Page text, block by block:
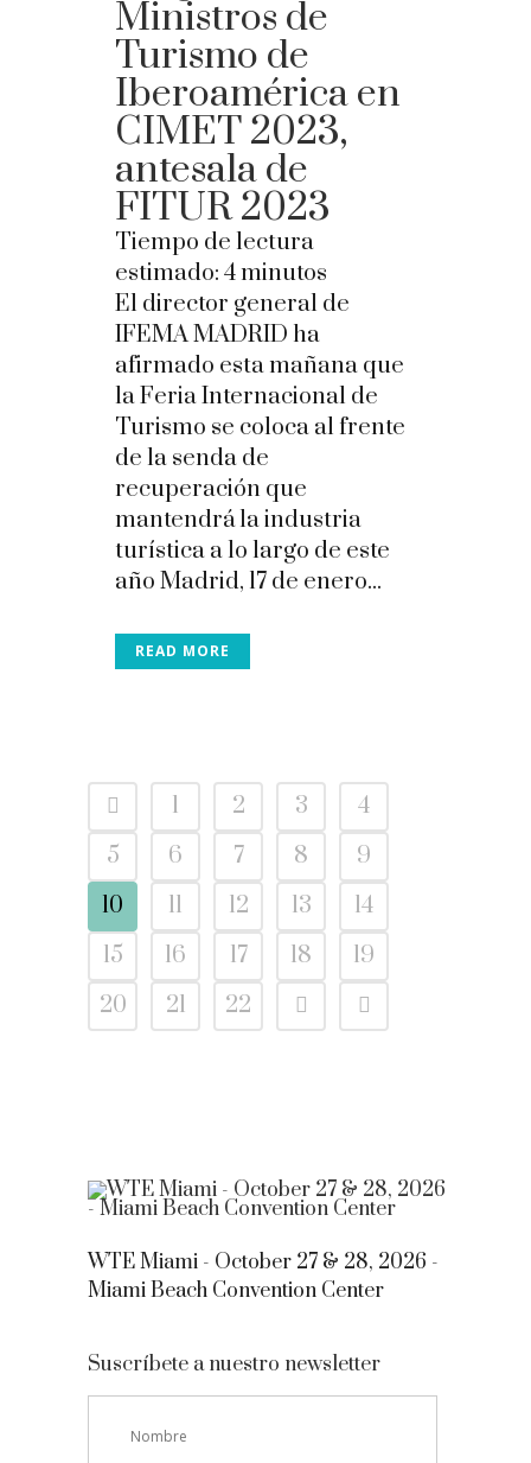
Ministros de
Turismo de
Iberoamérica en
CIMET 2023,
antesala de
FITUR 2023
Tiempo de lectura
estimado: 4minutos
El director general de
IFEMA MADRID ha
afirmado esta mañana que
la Feria Internacional de
Turismo se coloca al frente
de la senda de
recuperación que
mantendrá la industria
turística a lo largo de este
año Madrid, 17 de enero...
READ MORE
1 2 3
4
5
6 7 8
9
10
11 12 13
14
15
16 17 18
19
20
21 22
WTE Miami - October 27 & 28, 2026 -
Miami Beach Convention Center
Suscríbete a nuestro newsletter